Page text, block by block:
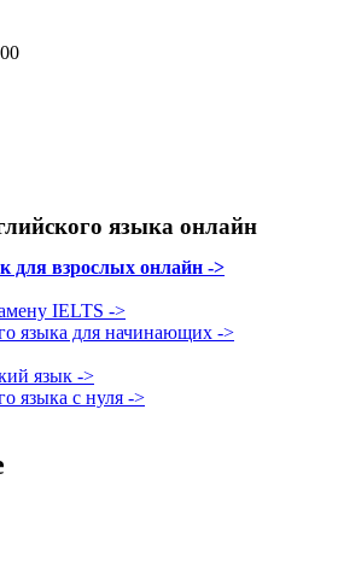
языка онлайн
для взрослых онлайн ->
IELTS ->
языка для начинающих ->
язык ->
языка с нуля ->